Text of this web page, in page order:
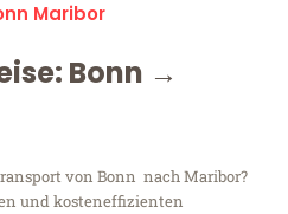
Maribor
Bonn →
von Bonn nach Maribor?
und kosteneffizienten